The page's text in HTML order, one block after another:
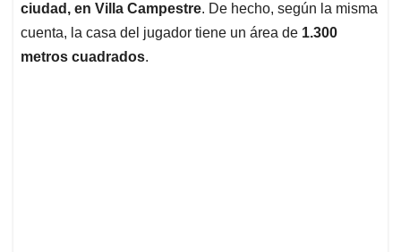
ciudad, en Villa Campestre. De hecho, según la misma
cuenta, la casa del jugador tiene un área de 1.300
metros cuadrados.